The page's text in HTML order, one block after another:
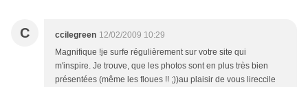
C ccilegreen 12/02/2009 10:29
Magnifique !je surfe régulièrement sur votre site qui
m'inspire. Je trouve, que les photos sont en plus très bien
présentées (même les floues !! ;))au plaisir de vous lireccile